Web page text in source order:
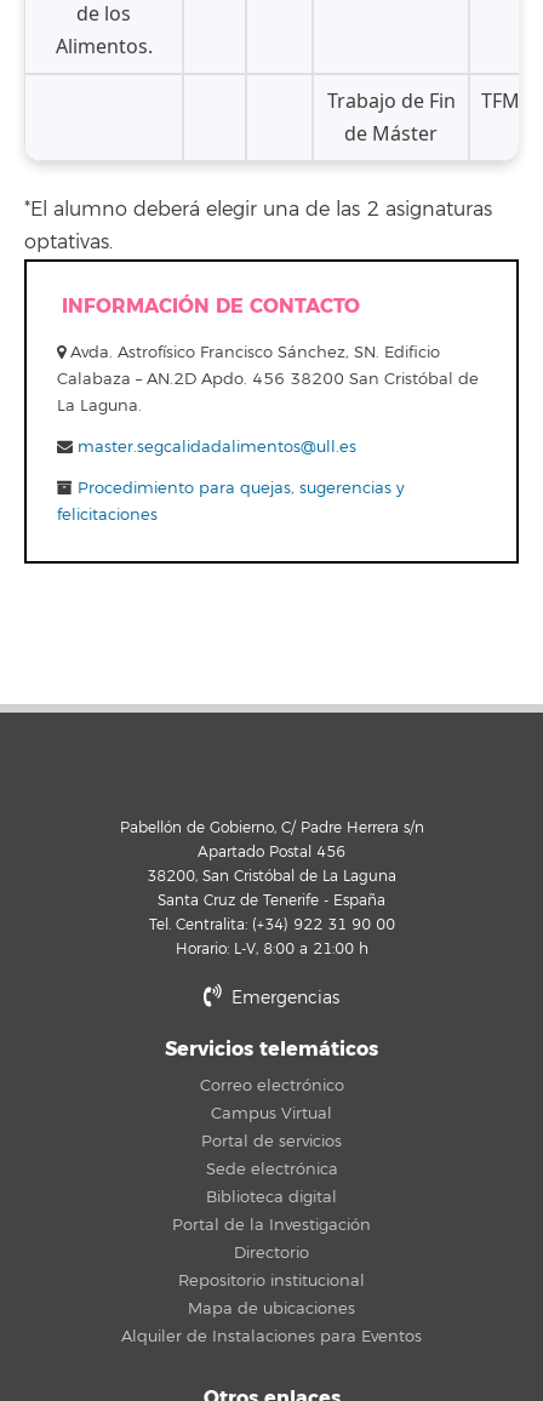
de los
Alimentos.
Trabajo de Fin
de Máster
TFM
*El alumno deberá elegir una de las 2 asignaturas
optativas.
INFORMACIÓN DE CONTACTO
Avda. Astrofísico Francisco Sánchez, SN. Edificio
Calabaza – AN.2D Apdo. 456 38200 San Cristóbal de
La Laguna.
master.segcalidadalimentos@ull.es
Procedimiento para quejas, sugerencias y
felicitaciones
Pabellón de Gobierno, C/ Padre Herrera s/n
Apartado Postal 456
38200, San Cristóbal de La Laguna
Santa Cruz de Tenerife - España
Tel. Centralita: (+34) 922 31 90 00
Horario: L-V, 8:00 a 21:00 h
Emergencias
Servicios telemáticos
Correo electrónico
Campus Virtual
Portal de servicios
Sede electrónica
Biblioteca digital
Portal de la Investigación
Directorio
Repositorio institucional
Mapa de ubicaciones
Alquiler de Instalaciones para Eventos